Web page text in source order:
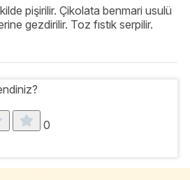
pişirilir. Çikolata benmari usulü
gezdirilir. Toz fıstık serpilir.
0